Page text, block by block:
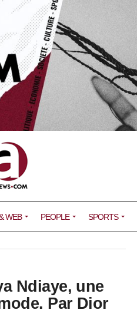
WEB PEOPLE SPORTS
Ndiaye, une
Par Dior